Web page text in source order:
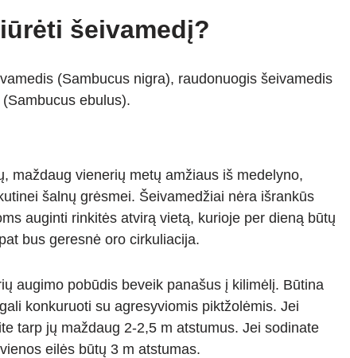
šeivamedį?
(Sambucus nigra), raudonuogis šeivamedis
ebulus).
maždaug vienerių metų amžiaus iš medelyno,
šalnų grėsmei. Šeivamedžiai nėra išrankūs
auginti rinkitės atvirą vietą, kurioje per dieną būtų
bus geresnė oro cirkuliacija.
augimo pobūdis beveik panašus į kilimėlį. Būtina
konkuruoti su agresyviomis piktžolėmis. Jei
tarp jų maždaug 2-2,5 m atstumus. Jei sodinate
eilės būtų 3 m atstumas.